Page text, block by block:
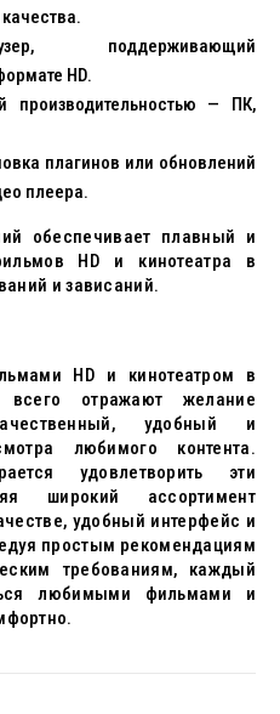
поддерживающий
HD.
производительностью — ПК,
плагинов или обновлений
плеера.
обеспечивает плавный и
HD и кинотеатра в
и зависаний.
HD и кинотеатром в
отражают желание
удобный и
любимого контента.
удовлетворить эти
широкий ассортимент
удобный интерфейс и
простым рекомендациям
требованиям, каждый
любимыми фильмами и